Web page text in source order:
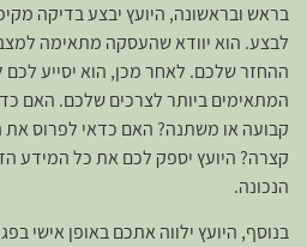
בראש ובראשונה, היועץ יבצע בדיקה
לבצע. הוא יוודא שהעסקה מתאימה
ההחזר שלכם. לאחר מכן, הוא יסייע
המתאימים ביותר לצרכים שלכם. האם
קבועה או משתנה? האם כדאי לפרוס
קצרה? היועץ יספק לכם את כל המידע
הנכונה.
בנוסף, היועץ ילווה אתכם באופן אישי